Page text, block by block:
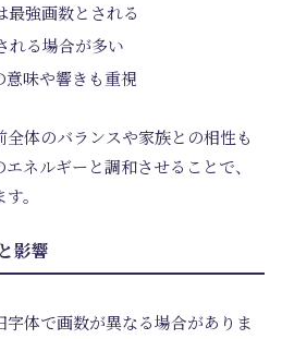
最強画数とされる
れる場合が多い
味や響きも重視
体のバランスや家族との相性も
ネルギーと調和させることで、
。
影響
体で画数が異なる場合がありま